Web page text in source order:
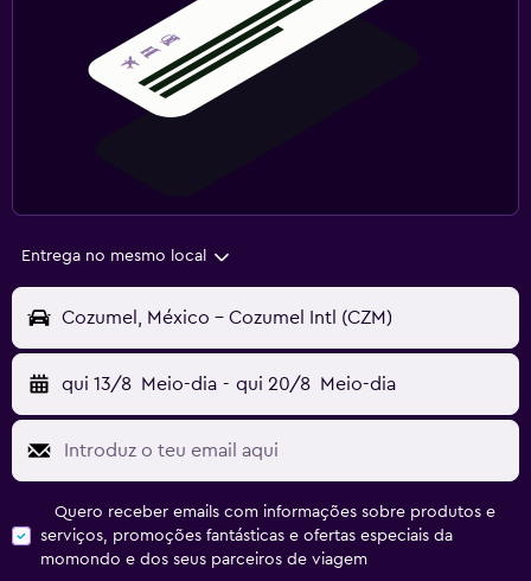
Entrega no mesmo local
Cozumel, México - Cozumel Intl (CZM)
qui 13/8 Meio-dia - qui 20/8 Meio-dia
Quero receber emails com informações sobre produtos e
serviços, promoções fantásticas e ofertas especiais da
momondo e dos seus parceiros de viagem